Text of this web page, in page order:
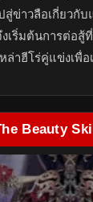
สู่ข่าวลือเกี่ยวกั
งเริ่มต้นการต่อ
ล่าฮีโร่คู่แข่งเพื่อ
Beauty